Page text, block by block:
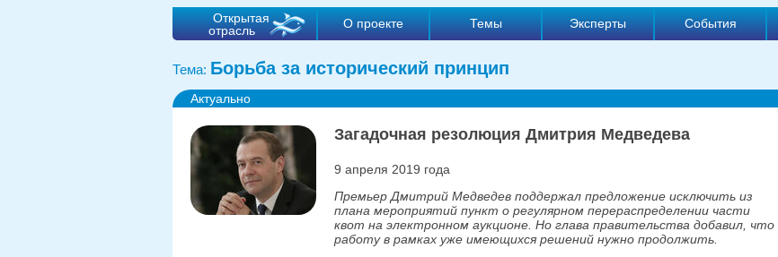
Открытая
отрасль
О проекте Темы Эксперты События
Тема: Борьба за исторический принцип
Актуально
Загадочная резолюция Дмитрия Медведева
9 апреля 2019 года
Премьер Дмитрий Медведев поддержал предложение исключить из
плана мероприятий пункт о регулярном перераспределении части
квот на электронном аукционе. Но глава правительства добавил, что
работу в рамках уже имеющихся решений нужно продолжить.